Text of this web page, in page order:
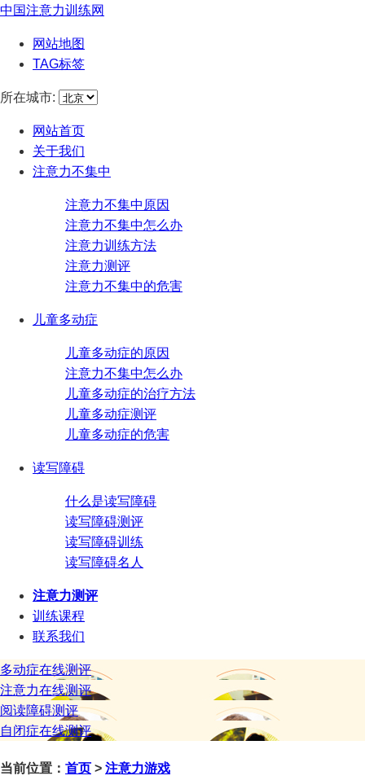
中国注意力训练网
网站地图
TAG标签
所在城市:
网站首页
关于我们
注意力不集中
注意力不集中原因
注意力不集中怎么办
注意力训练方法
注意力测评
注意力不集中的危害
儿童多动症
儿童多动症的原因
注意力不集中怎么办
儿童多动症的治疗方法
儿童多动症测评
儿童多动症的危害
读写障碍
什么是读写障碍
读写障碍测评
读写障碍训练
读写障碍名人
注意力测评
训练课程
联系我们
多动症在线测评
注意力在线测评
阅读障碍测评
自闭症在线测评
当前位置： 首页 > 注意力游戏